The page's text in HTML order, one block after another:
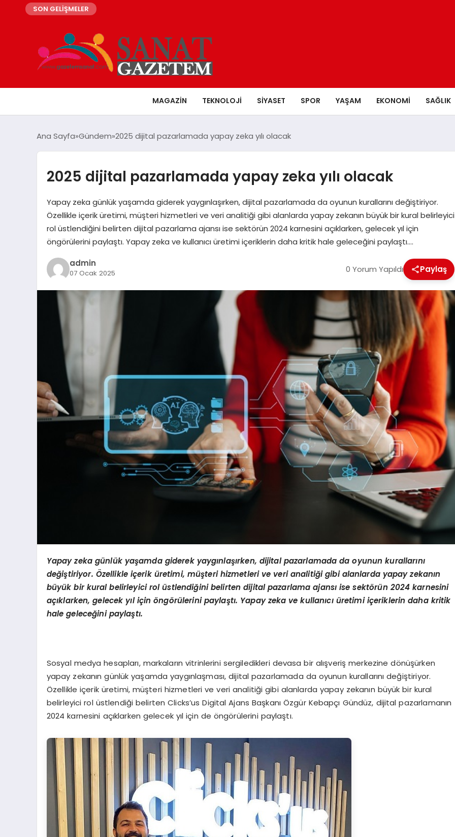
SON GELİŞMELER
MAGAZIN TEKNOLOJI SIYASET SPOR YAŞAM EKONOMI SAĞLIK
Ana Sayfa Gündem 2025 dijital pazarlamada yapay zeka yılı olacak
2025 dijital pazarlamada yapay zeka yılı olacak
Yapay zeka günlük yaşamda giderek yaygınlaşırken, dijital pazarlamada da oyunun kurallarını değiştiriyor.
Özellikle içerik üretimi, müşteri hizmetleri ve veri analitiği gibi alanlarda yapay zekanın büyük bir kural belirleyici
rol üstlendiğini belirten dijital pazarlama ajansı ise sektörün 2024 karnesini açıklarken, gelecek yıl için
öngörülerini paylaştı. Yapay zeka ve kullanıcı üretimi içeriklerin daha kritik hale geleceğini paylaştı….
admin
07 Ocak 2025 0 Yorum Yapıldı Paylaş
Yapay zeka günlük yaşamda giderek yaygınlaşırken, dijital pazarlamada da oyunun kurallarını
değiştiriyor. Özellikle içerik üretimi, müşteri hizmetleri ve veri analitiği gibi alanlarda yapay zekanın
büyük bir kural belirleyici rol üstlendiğini belirten dijital pazarlama ajansı ise sektörün 2024 karnesini
açıklarken, gelecek yıl içinöngörülerini paylaştı. Yapay zeka ve kullanıcı üretimi içeriklerin daha kritik
hale geleceğini paylaştı.
Sosyal medya hesapları, markaların vitrinlerini sergiledikleri devasa bir alışveriş merkezine dönüşürken
yapay zekanın günlük yaşamda yaygınlaşması, dijital pazarlamada da oyunun kurallarını değiştiriyor.
Özellikle içerik üretimi, müşteri hizmetleri ve veri analitiği gibi alanlarda yapay zekanın büyük bir kural
belirleyici rol üstlendiği belirten Clicks’us Digital Ajans Başkanı Özgür Kebapçı Gündüz, dijital pazarlamanın
2024 karnesini açıklarken gelecek yıl için de öngörülerini paylaştı.